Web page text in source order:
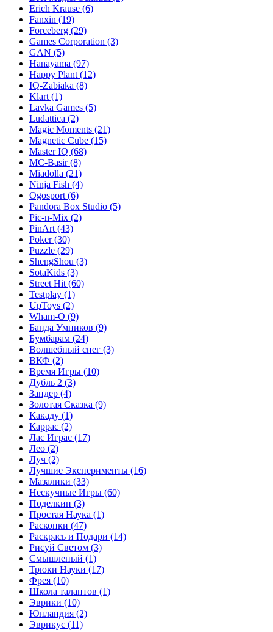
Erich Krause (6)
Fanxin (19)
Forceberg (29)
Games Corporation (3)
GAN (5)
Hanayama (97)
Happy Plant (12)
IQ-Zabiaka (8)
Klart (1)
Lavka Games (5)
Ludattica (2)
Magic Moments (21)
Magnetic Cube (15)
Master IQ (68)
MC-Basir(8)
Miadolla (21)
Ninja Fish (4)
Ogosport (6)
Pandora Box Studio (5)
Pic-n-Mix (2)
PinArt (43)
Poker(30)
Puzzle (29)
ShengShou (3)
SotaKids (3)
Street Hit (60)
Testplay (1)
UpToys (2)
Wham-O (9)
Банда Умников (9)
Бумбарам (24)
Волшебный снег (3)
ВКФ (2)
Время Игры (10)
Дубль 2 (3)
Зандер (4)
Золотая Сказка (9)
Какаду (1)
Каррас (2)
Лас Играс (17)
Лео (2)
Луч (2)
Лучшие Эксперименты (16)
Мазалики (33)
Нескучные Игры (60)
Поделкин (3)
Простая Наука (1)
Раскопки (47)
Раскрась и Подари (14)
Рисуй Светом (3)
Смышленый (1)
Трюки Науки (17)
Фрея (10)
Школа талантов (1)
Эврики (10)
Юнландия (2)
Эврикус (11)